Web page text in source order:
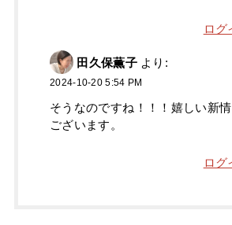
ログ
田久保薫子 より:
2024-10-20 5:54 PM
そうなのですね！！！嬉しい新
ございます。
ログ